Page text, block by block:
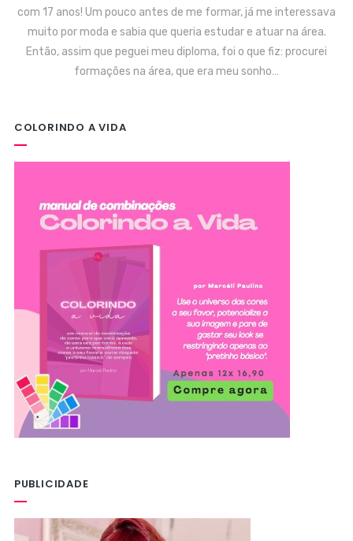
com 17 anos! Um pouco antes de me formar, já me interessava
muito por moda e sabia que queria estudar e atuar na área.
Então, assim que peguei meu diploma, foi o que fiz: procurei
formações na área, que era meu sonho…
COLORINDO A VIDA
PUBLICIDADE